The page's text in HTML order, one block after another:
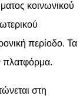
κοινωνικού
περίοδο. Τα
πλατφόρμα.
στη